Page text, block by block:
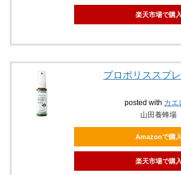
楽天市場で購入
プロポリススプ
posted with カエ
山田養蜂場
Amazonで購入
楽天市場で購入